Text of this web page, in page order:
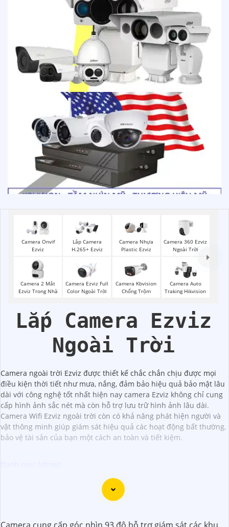
Camera Onvif
Ezviz
Lắp Camera
H.265+ Ezviz
Camera Nhựa
Plastic Ezviz
Camera 360 Ezviz
Ngoài Trời
Camera 2 Mắt
Ezviz Trong Nhà
Camera Ezviz Full
Color Ngoài Trời
Camera Kbvision
Chống Trộm
Camera Auto
Traking Hikvision
Lắp Camera Ezviz
Ngoài Trời
Camera ngoài trời Ezviz được thiết kế chắc chắn chịu được mọi
điều kiện thời tiết như mưa, nắng, đảm bảo hiệu quả bảo mật lâu
dài với công nghệ tốt nhất hiện nay camera Ezviz không chỉ cung
cấp hình ảnh sắc nét mà còn hỗ trợ lưu trữ hình ảnh lâu dài.
Camera Wifi Ezviz ngoài trời còn có khả năng phát hiện người và
vật thông minh giúp giám sát hiệu quả các hoạt động bất thường,
bảo vệ tài sản của bạn một cách an toàn và tiết kiệm.
Camera Công Nghệ Acusense là sự lựa chọn hoàn hảo cho
việc giám sát an ninh với chất lượng cao và giá cả phải